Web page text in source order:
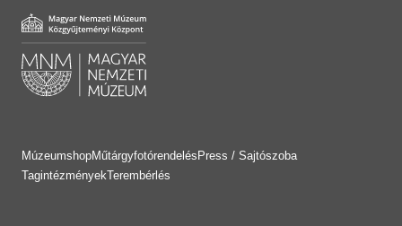
MúzeumshopMűtárgyfotórendelésPress / Sajtószoba
TagintézményekTerembérlés